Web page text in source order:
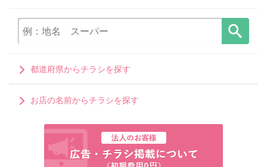
都道府県からチラシを探す
お店の名前からチラシを探す